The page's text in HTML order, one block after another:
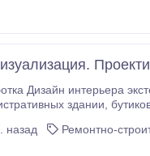
торговых помещении, офисов,
ресторанов, кафе, баров, и. пр От эконом до элит класса В состав полного дизайн-проекта
назад
Ремонтно-